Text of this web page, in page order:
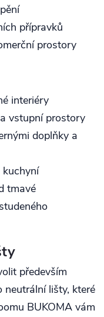
přípravků
prostory
interiéry
vstupní prostory
doplňky a
kuchyní
tmavé
především
neutrální lišty, které
BUKOMA vám